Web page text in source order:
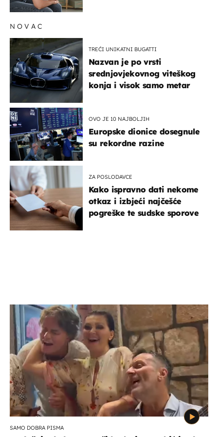
NOVAC
TREĆI UNIKATNI BUGATTI
Nazvan je po vrsti
srednjovjekovnog viteškog
konja i visok samo metar
OVO JE 10 NAJBOLJIH
Europske dionice dosegnule
su rekordne razine
ZA POSLODAVCE
Kako ispravno dati nekome
otkaz i izbjeći najčešće
pogreške te sudske sporove
SAMO DOBRA PISMA